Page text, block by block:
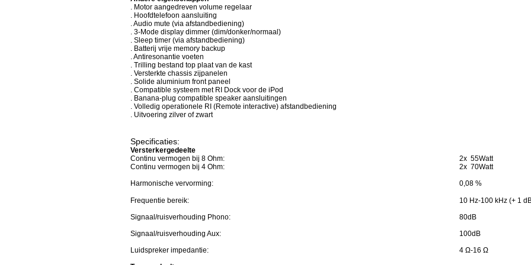
. Motor aangedreven volume regelaar
. Hoofdtelefoon aansluiting
. Audio mute (via afstandbediening)
. 3-Mode display dimmer (dim/donker/normaal)
. Sleep timer (via afstandbediening)
. Batterij vrije memory backup
. Antiresonantie voeten
. Trilling bestand top plaat van de kast
. Versterkte chassis zijpanelen
. Solide aluminium front paneel
. Compatible systeem met RI Dock voor de iPod
. Banana-plug compatible speaker aansluitingen
. Volledig operationele RI (Remote interactive) afstandbediening
. Uitvoering zilver of zwart
Specificaties:
Versterkergedeelte
Continu vermogen bij 8 Ohm:
2x 55Watt
Continu vermogen bij 4 Ohm:
2x 70Watt
Harmonische vervorming:
0,08 %
Frequentie bereik:
10 Hz-100 kHz (+ 1
Signaal/ruisverhouding Phono:
80dB
Signaal/ruisverhouding Aux:
100dB
Luidspreker impedantie:
4 Ω-16 Ω